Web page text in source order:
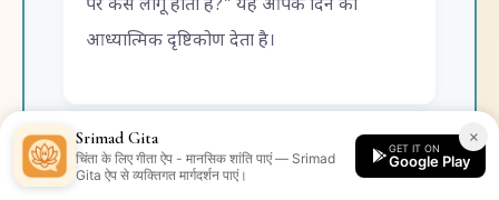
पर कैसे लागू होता है?" यह आपके दिन को
आध्यात्मिक दृष्टिकोण देता है।
3. श्वास ध्यान (10-15 मिनट)
×
Srimad Gita
चिंता के लिए गीता ऐप - मानसिक शांति पाएं — Srimad
Gita ऐप से व्यक्तिगत मार्गदर्शन पाएं।
GET IT ON
Google Play